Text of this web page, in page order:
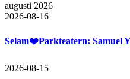
augusti 2026
2026-08-16
Selam❤️Parkteatern: Samuel
2026-08-15